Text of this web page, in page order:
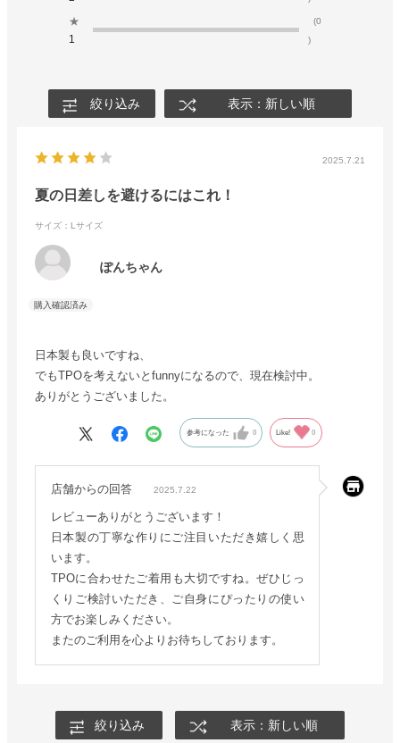
★
1
(0
)
絞り込み 表示：新しい順
2025.7.21
夏の日差しを避けるにはこれ！
サイズ：Lサイズ
ぽんちゃん
日本製も良いですね、
でもTPOを考えないとfunnyになるので、現在検討中。
ありがとうございました。
参考になった 0 Like! 0
店舗からの回答 2025.7.22
レビューありがとうございます！
日本製の丁寧な作りにご注目いただき嬉しく思
います。
TPOに合わせたご着用も大切ですね。ぜひじっ
くりご検討いただき、ご自身にぴったりの使い
方でお楽しみください。
またのご利用を心よりお待ちしております。
絞り込み 表示：新しい順